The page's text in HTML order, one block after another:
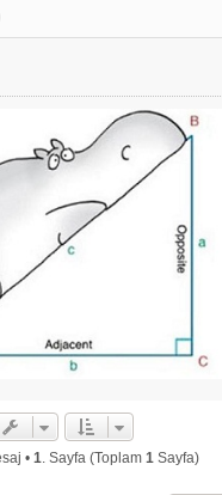
• 1 . Sayfa (Toplam 1 Sayfa)